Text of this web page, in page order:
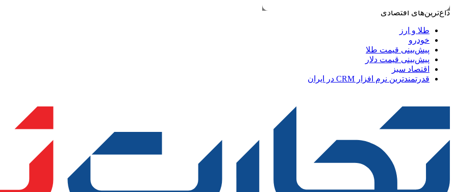
داغ‌ترین‌های اقتصادی
طلا و ارز
خودرو
پیش‌بینی قیمت طلا
پیش‌بینی قیمت دلار
اقتصاد سبز
قدرتمندترین نرم‌ افزار CRM در ایران